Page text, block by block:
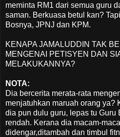
meminta RM1 dari semua guru
saman. Berkuasa betul kan?
Bosnya, JPNJ dan KPM.
KENAPA JAMALUDDIN TAK
MENGENAI PETISYEN DAN
MELAKUKANNYA?
NOTA:
Dia bercerita merata-rata
menjatuhkan maruah orang ya?
dia pun dulu guru, lepas tu Guru
rendah. Kerana dia macam-
didengar,ditambah dan timbul